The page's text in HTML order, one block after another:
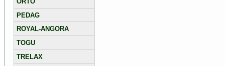
PEDAG
ROYAL-ANGORA
TOGU
TRELAX